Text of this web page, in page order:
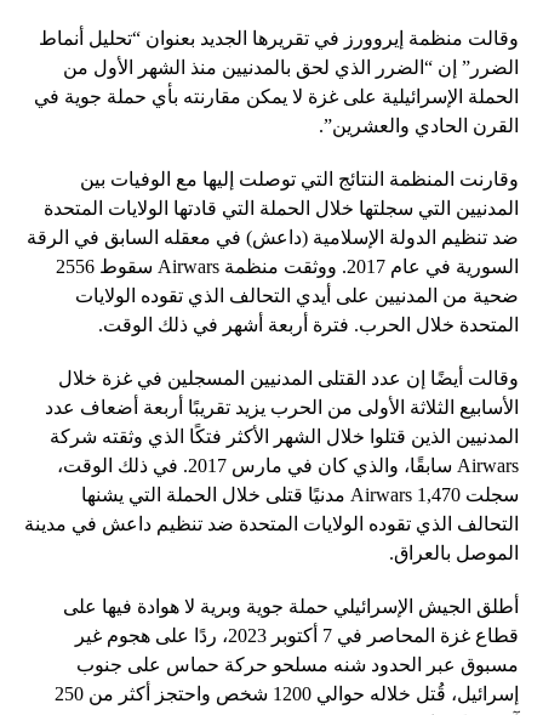
وقالت منظمة إيروورز في تقريرها الجديد بعنوان “تحليل أنماط
الضرر” إن “الضرر الذي لحق بالمدنيين منذ الشهر الأول من
الحملة الإسرائيلية على غزة لا يمكن مقارنته بأي حملة جوية في
القرن الحادي والعشرين”.
وقارنت المنظمة النتائج التي توصلت إليها مع الوفيات بين
المدنيين التي سجلتها خلال الحملة التي قادتها الولايات المتحدة
ضد تنظيم الدولة الإسلامية (داعش) في معقله السابق في الرقة
السورية في عام 2017. ووثقت منظمة Airwars سقوط 2556
ضحية من المدنيين على أيدي التحالف الذي تقوده الولايات
المتحدة خلال الحرب. فترة أربعة أشهر في ذلك الوقت.
وقالت أيضًا إن عدد القتلى المدنيين المسجلين في غزة خلال
الأسابيع الثلاثة الأولى من الحرب يزيد تقريبًا أربعة أضعاف عدد
المدنيين الذين قتلوا خلال الشهر الأكثر فتكًا الذي وثقته شركة
Airwars سابقًا، والذي كان في مارس 2017. في ذلك الوقت،
سجلت Airwars 1,470 مدنيًا قتلى خلال الحملة التي يشنها
التحالف الذي تقوده الولايات المتحدة ضد تنظيم داعش في مدينة
الموصل بالعراق.
أطلق الجيش الإسرائيلي حملة جوية وبرية لا هوادة فيها على
قطاع غزة المحاصر في 7 أكتوبر 2023، ردًا على هجوم غير
مسبوق عبر الحدود شنه مسلحو حركة حماس على جنوب
إسرائيل، قُتل خلاله حوالي 1200 شخص واحتجز أكثر من 250